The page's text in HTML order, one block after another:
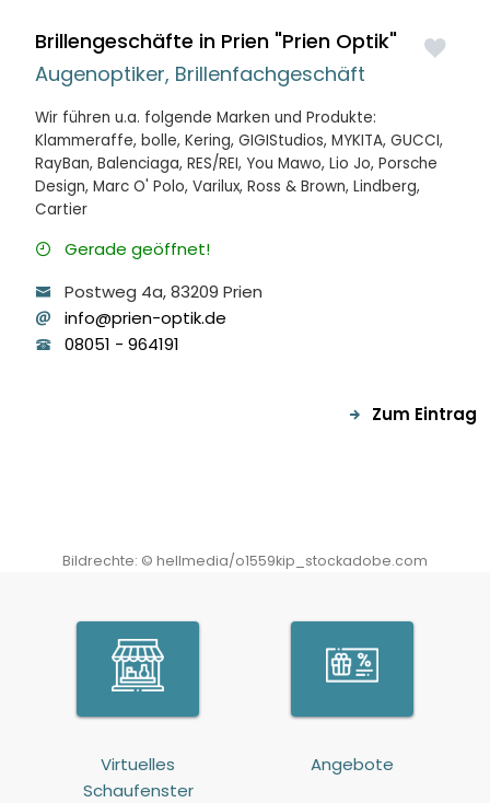
Brillengeschäfte in Prien "Prien Optik"
Augenoptiker, Brillenfachgeschäft
Wir führen u.a. folgende Marken und Produkte:
Klammeraffe, bolle, Kering, GIGIStudios, MYKITA, GUCCI,
RayBan, Balenciaga, RES/REI, You Mawo, Lio Jo, Porsche
Design, Marc O' Polo, Varilux, Ross & Brown, Lindberg,
Cartier
Gerade geöffnet!
Postweg 4a, 83209 Prien
info@prien-optik.de
08051 - 964191
Zum Eintrag
Bildrechte: © hellmedia/o1559kip_stockadobe.com
Virtuelles
Schaufenster
Angebote